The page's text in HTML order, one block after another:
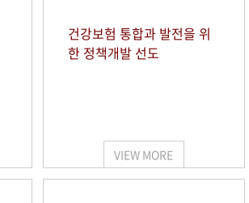
건강보험 통합과 발전을 위
한 정책개발 선도
VIEW MORE